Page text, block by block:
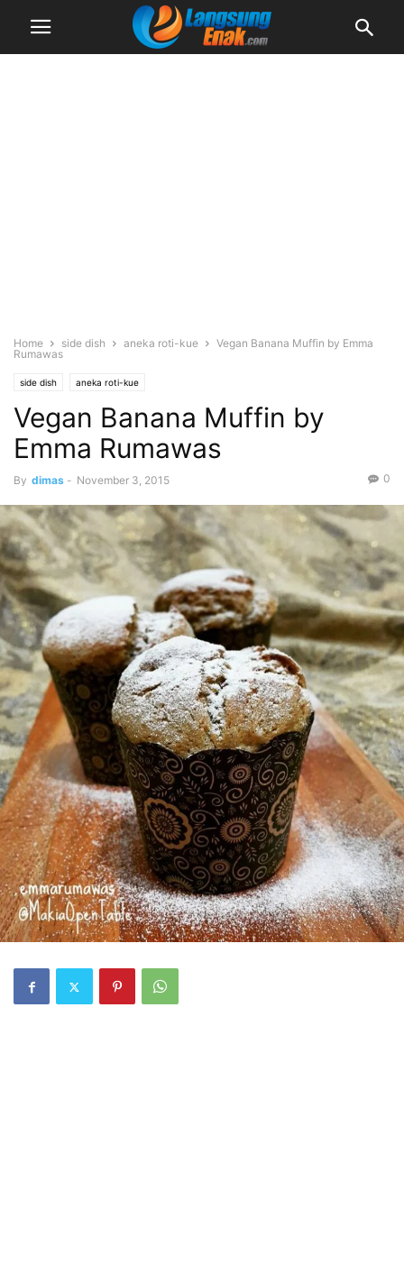
Home side dish aneka roti-kue
Vegan Banana Muffin by Emma
Rumawas
side dish aneka roti-kue
Vegan Banana Muffin by
Emma Rumawas
By dimas - November 3, 2015 0